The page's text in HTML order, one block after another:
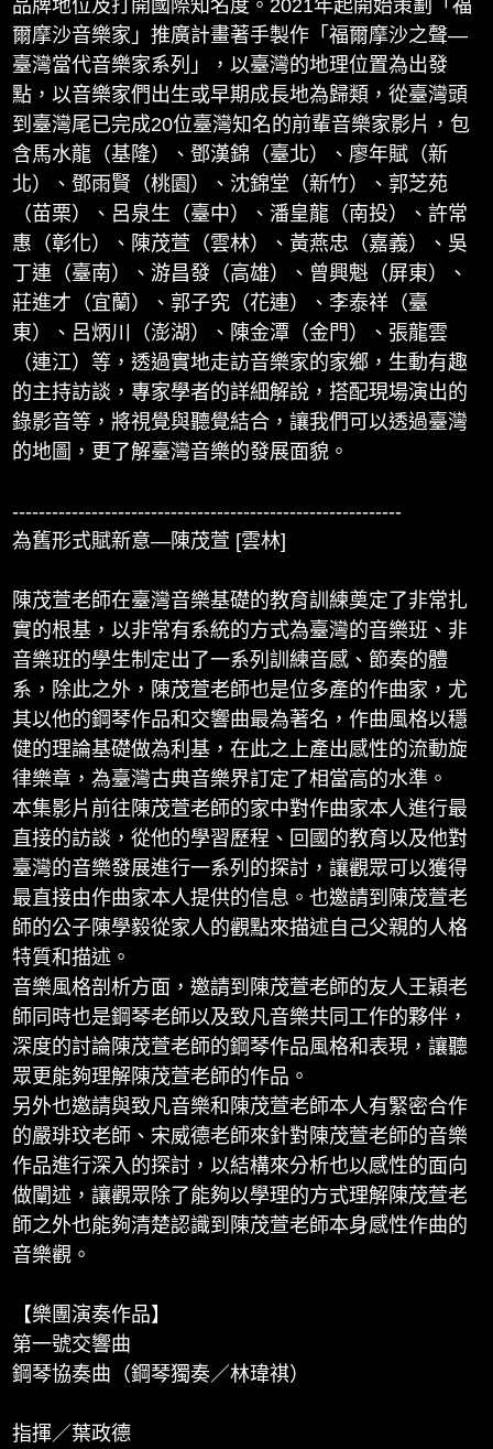
品牌地位及打開國際知名度。2021年起開始策劃「福
爾摩沙音樂家」推廣計畫著手製作「福爾摩沙之聲—
臺灣當代音樂家系列」，以臺灣的地理位置為出發
點，以音樂家們出生或早期成長地為歸類，從臺灣頭
到臺灣尾已完成20位臺灣知名的前輩音樂家影片，包
含馬水龍（基隆）、鄧漢錦（臺北）、廖年賦（新
北）、鄧雨賢（桃園）、沈錦堂（新竹）、郭芝苑
（苗栗）、呂泉生（臺中）、潘皇龍（南投）、許常
惠（彰化）、陳茂萱（雲林）、黃燕忠（嘉義）、吳
丁連（臺南）、游昌發（高雄）、曾興魁（屏東）、
莊進才（宜蘭）、郭子究（花連）、李泰祥（臺
東）、呂炳川（澎湖）、陳金潭（金門）、張龍雲
（連江）等，透過實地走訪音樂家的家鄉，生動有趣
的主持訪談，專家學者的詳細解說，搭配現場演出的
錄影音等，將視覺與聽覺結合，讓我們可以透過臺灣
的地圖，更了解臺灣音樂的發展面貌。
-----------------------------------------------------------
為舊形式賦新意—陳茂萱 [雲林]
陳茂萱老師在臺灣音樂基礎的教育訓練奠定了非常扎
實的根基，以非常有系統的方式為臺灣的音樂班、非
音樂班的學生制定出了一系列訓練音感、節奏的體
系，除此之外，陳茂萱老師也是位多產的作曲家，尤
其以他的鋼琴作品和交響曲最為著名，作曲風格以穩
健的理論基礎做為利基，在此之上產出感性的流動旋
律樂章，為臺灣古典音樂界訂定了相當高的水準。
本集影片前往陳茂萱老師的家中對作曲家本人進行最
直接的訪談，從他的學習歷程、回國的教育以及他對
臺灣的音樂發展進行一系列的探討，讓觀眾可以獲得
最直接由作曲家本人提供的信息。也邀請到陳茂萱老
師的公子陳學毅從家人的觀點來描述自己父親的人格
特質和描述。
音樂風格剖析方面，邀請到陳茂萱老師的友人王穎老
師同時也是鋼琴老師以及致凡音樂共同工作的夥伴，
深度的討論陳茂萱老師的鋼琴作品風格和表現，讓聽
眾更能夠理解陳茂萱老師的作品。
另外也邀請與致凡音樂和陳茂萱老師本人有緊密合作
的嚴琲玟老師、宋威德老師來針對陳茂萱老師的音樂
作品進行深入的探討，以結構來分析也以感性的面向
做闡述，讓觀眾除了能夠以學理的方式理解陳茂萱老
師之外也能夠清楚認識到陳茂萱老師本身感性作曲的
音樂觀。
【樂團演奏作品】
第一號交響曲
鋼琴協奏曲（鋼琴獨奏／林瑋祺）
指揮／葉政德